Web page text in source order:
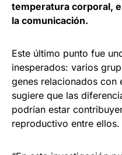
temperatura corporal,
la comunicación.
Este último punto fue
inesperados: varios
genes relacionados con
sugiere que las
podrían estar
reproductivo entre ellos.